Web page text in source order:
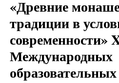
«Древние
традиции в
современности»
Международных